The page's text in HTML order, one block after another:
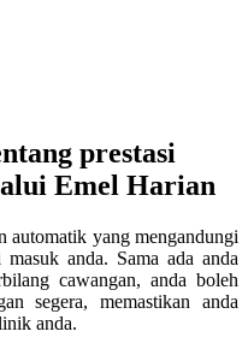
prestasi
Emel Harian
yang mengandungi
anda. Sama ada anda
cawangan, anda boleh
segera, memastikan anda
anda.